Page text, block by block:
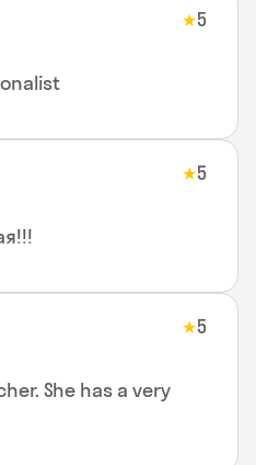
★5
★5
★5
She has a very